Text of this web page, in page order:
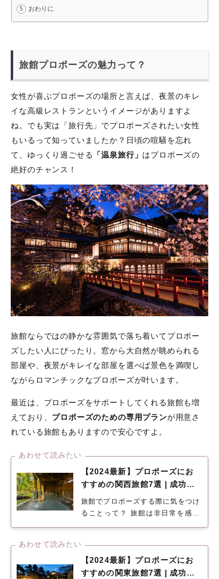
おわりに
旅館プロポーズの魅力って？
女性が喜ぶプロポーズの場所と言えば、夜景のキレ
イな高級レストランというイメージがありますよ
ね。でも実は「旅行先」でプロポーズされたい女性
もいるって知っていましたか？日頃の喧騒を忘れ
て、ゆっくり過ごせる
「温泉旅行」 はプロポーズの
絶好のチャンス！
旅館ならではの静かな雰囲気で落ち着いてプロポー
ズしたい人にぴったり。窓から大自然が眺められる
部屋や、夜景がキレイな部屋を選べば景色を満喫し
ながらロマンチックなプロポーズが叶います。
最近は、プロポーズをサポートしてくれる旅館も増
えており、 プロポーズのための専用プランが用意さ
れている旅館もありますので安心ですよ。
あわせて読みたい
【2024最新】プロポーズにお
すすめの関西旅館7選 | 成功へ
と近づけるシチュエーションと
は
旅館でプロポーズする際に気をつけ
ることって？ 旅館は非日常を感じ
いくつかあります。プロポーズを成
功に導くた...
あわせて読みたい
【2024最新】プロポーズにお
すすめの関東旅館7選 | 成功さ